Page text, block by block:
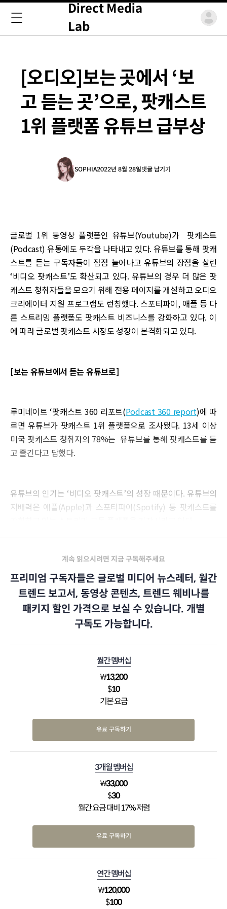
Direct Media
Lab
[오디오]보는 곳에서 ‘보
고 듣는 곳’으로, 팟캐스트
1위 플랫폼 유튜브 급부상
SOPHIA2022년 8월 28일댓글 남기기
글로벌 1위 동영상 플랫폼인 유튜브(Youtube)가 팟캐스트
(Podcast) 유통에도 두각을 나타내고 있다. 유튜브를 통해 팟캐
스트를 듣는 구독자들이 점점 늘어나고 유튜브의 장점을 살린
‘비디오 팟캐스트’도 확산되고 있다. 유튜브의 경우 더 많은 팟
캐스트 청취자들을 모으기 위해 전용 페이지를 개설하고 오디오
크리에이터 지원 프로그램도 런칭했다. 스포티파이, 애플 등 다
른 스트리밍 플랫폼도 팟캐스트 비즈니스를 강화하고 있다. 이
에 따라 글로벌 팟캐스트 시장도 성장이 본격화되고 있다.
[보는 유튜브에서 듣는 유튜브로]
루미네이트 ‘팟캐스트 360 리포트(Podcast 360 report)에 따
르면 유튜브가 팟캐스트 1위 플랫폼으로 조사됐다. 13세 이상
미국 팟캐스트 청취자의 78%는 유튜브를 통해 팟캐스트를 듣
고 즐긴다고 답했다.
유튜브의 인기는 ‘비디오 팟캐스트’의 성장 때문이다. 유튜브의
지배력은 애플(Apple)과 스포티파이(Spotify) 등 팟캐스트를
계속 읽으시려면 지금 구독해주세요
프리미엄 구독자들은 글로벌 미디어 뉴스레터, 월간
트렌드 보고서, 동영상 콘텐츠, 트렌드 웨비나를
패키지 할인 가격으로 보실 수 있습니다. 개별
구독도 가능합니다.
월간 멤버십
₩13,200
$10
기본 요금
유료 구독하기
3개월 멤버십
₩33,000
$30
월간 요금 대비 17% 저렴
유료 구독하기
연간 멤버십
₩120,000
$100